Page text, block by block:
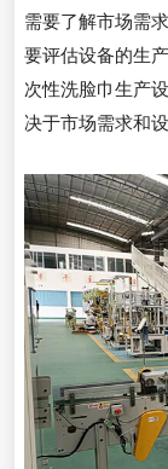
需要了解市场需
要评估设备的生
次性洗脸巾生产
决于市场需求和